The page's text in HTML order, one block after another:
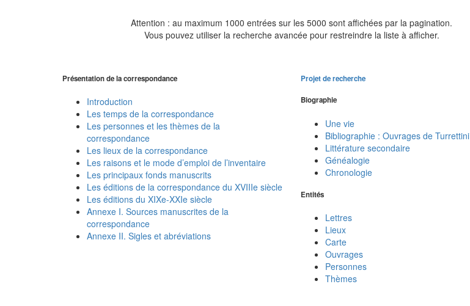
Attention : au maximum 1000 entrées sur les 5000 sont affichées par la pagination.
Vous pouvez utiliser la recherche avancée pour restreindre la liste à afficher.
Présentation de la correspondance
Introduction
Les temps de la correspondance
Les personnes et les thèmes de la
correspondance
Les lieux de la correspondance
Les raisons et le mode d’emploi de l’inventaire
Les principaux fonds manuscrits
Les éditions de la correspondance du XVIIIe siècle
Les éditions du XIXe-XXIe siècle
Annexe I. Sources manuscrites de la
correspondance
Annexe II. Sigles et abréviations
Projet de recherche
Biographie
Une vie
Bibliographie : Ouvrages de Turrettini
Littérature secondaire
Généalogie
Chronologie
Entités
Lettres
Lieux
Carte
Ouvrages
Personnes
Thèmes